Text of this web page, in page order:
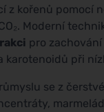
z kořenů pomocí
Moderní
pro
karotenoidů při
se z